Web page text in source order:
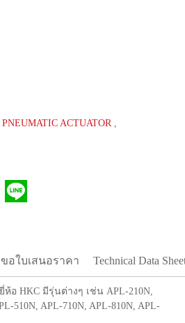
PNEUMATIC ACTUATOR ,
ขอใบเสนอราคา Technical Data
ห้อ HKC มีรุ่นต่างๆ เช่น APL-210N,
510N, APL-710N, APL-810N, APL-